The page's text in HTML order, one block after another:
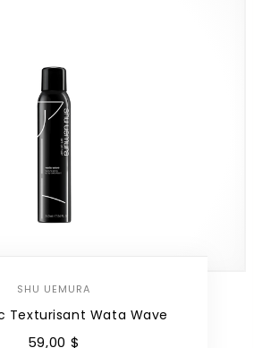
SHU UEMURA
Texturisant Wata Wave
59,00 $